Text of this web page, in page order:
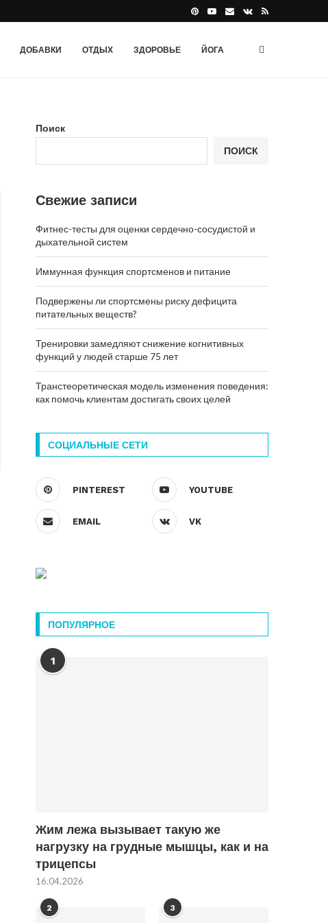
ДОБАВКИ ОТДЫХ ЗДОРОВЬЕ ЙОГА
Поиск
ПОИСК
Свежие записи
Фитнес-тесты для оценки сердечно-сосудистой и
дыхательной систем
Иммунная функция спортсменов и питание
Подвержены ли спортсмены риску дефицита
питательных веществ?
Тренировки замедляют снижение когнитивных
функций у людей старше 75 лет
Транстеоретическая модель изменения поведения:
как помочь клиентам достигать своих целей
СОЦИАЛЬНЫЕ СЕТИ
PINTEREST YOUTUBE
EMAIL VK
ПОПУЛЯРНОЕ
1
Жим лежа вызывает такую же
нагрузку на грудные мышцы, как и на
трицепсы
16.04.2026
2 3